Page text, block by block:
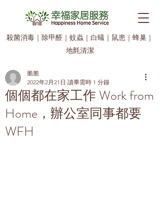
殺菌消毒｜ 除甲醛｜ 蚊蟲 ｜ 白蟻｜ 鼠患 ｜ 蜂巢｜
地氈清潔
個個都在家工作 Work from
Home，辦公室同事都要
WFH
脆脆
2022年2月21日 讀畢需時 1 分鐘